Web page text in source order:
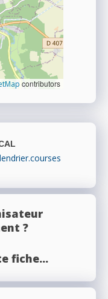
contributors
?
fiche...